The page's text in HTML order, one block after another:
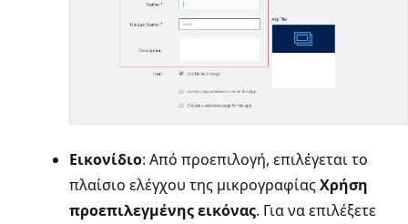
Εικονίδιο: Από προεπιλογή, επιλέγεται το
πλαίσιο ελέγχου της μικρογραφίαςΧρήση
προεπιλεγμένης εικόνας. Για να επιλέξετε